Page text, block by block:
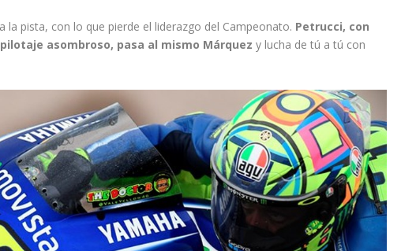
la pista, con lo que pierde el liderazgo del Campeonato. Petrucci, con
asombroso, pasa al mismo Márquez y lucha de tú a tú con